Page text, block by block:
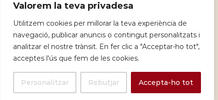
Valorem la teva privadesa
Utilitzem cookies per millorar la teva experiència de
navegació, publicar anuncis o contingut personalitzats i
analitzar el nostre trànsit. En fer clic a "Acceptar-ho tot",
acceptes l'ús que fem de les cookies.
Personalitzar Rebutjar Accepta-ho tot
Graceful Theme byOptima Themes